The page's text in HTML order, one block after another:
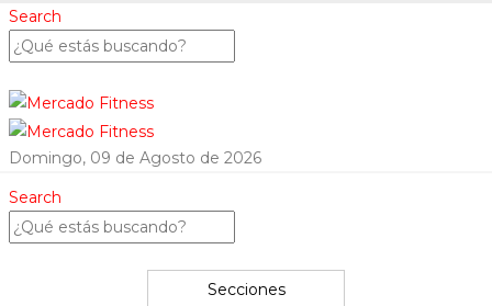
Search
Domingo, 09 de Agosto de 2026
Search
Secciones